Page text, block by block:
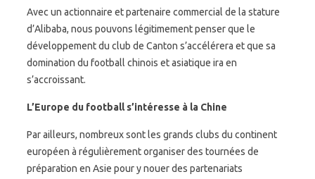
Avec un actionnaire et partenaire commercial de la stature
d’Alibaba, nous pouvons légitimement penser que le
développement du club de Canton s’accélérera et que sa
domination du football chinois et asiatique ira en
s’accroissant.
L’Europe du football s’intéresse à la Chine
Par ailleurs, nombreux sont les grands clubs du continent
européen à régulièrement organiser des tournées de
préparation en Asie pour y nouer des partenariats